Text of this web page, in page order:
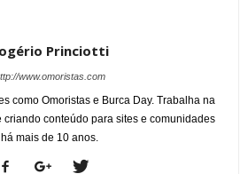
Princiotti
www.omoristas.com
como Omoristas e Burca Day. Trabalha na
conteúdo para sites e comunidades
há mais de 10 anos.